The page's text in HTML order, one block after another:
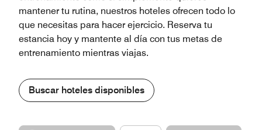
mantener tu rutina, nuestros hoteles ofrecen todo lo
que necesitas para hacer ejercicio. Reserva tu
estancia hoy y mantente al día con tus metas de
entrenamiento mientras viajas.
Buscar hoteles disponibles